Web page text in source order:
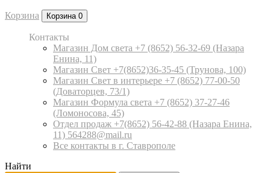
Корзина Корзина 0
Контакты
Магазин Дом света +7 (8652) 56-32-69 (Назара
Енина, 11)
Магазин Свет +7(8652)36-35-45 (Трунова, 100)
Магазин Свет в интерьере +7 (8652) 77-00-50
(Доваторцев, 73/1)
Магазин Формула света +7 (8652) 37-27-46
(Ломоносова, 45)
Отдел продаж +7(8652) 56-42-88 (Назара Енина,
11) 564288@mail.ru
Все контакты в г. Ставрополе
Найти